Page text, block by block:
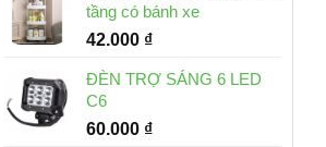
tầng có bánh xe
42.000 ₫
ĐÈN TRỢ SÁNG 6 LED
C6
60.000 ₫